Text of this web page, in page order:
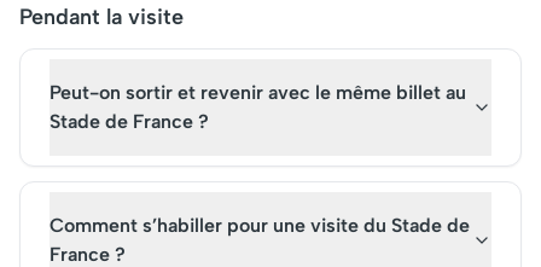
Pendant la visite
Peut-on sortir et revenir avec le même billet au
Stade de France ?
Comment s’habiller pour une visite du Stade de
France ?